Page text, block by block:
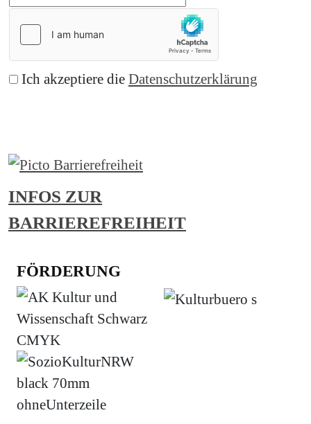
Ich akzeptiere die Datenschutzerklärung
INFOS ZUR
BARRIEREFREIHEIT
FÖRDERUNG